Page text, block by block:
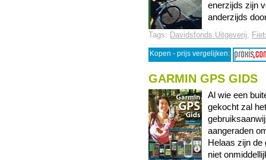
enerzijds zijn
anderzijds
Tags: Davidsfonds Uitgeverij,
Kopen - prijs vergelijken:
GARMIN GPS GIDS
Al wie een
gekocht zal
aangeraden
Helaas zijn de
niet